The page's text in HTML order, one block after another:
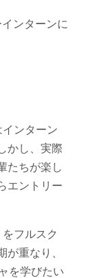
ンターンに
ンターン
かし、実際
たちが楽し
エントリー
フルスク
重なり、
を学びたい